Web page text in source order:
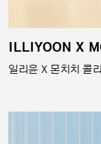
ILLIYOON X
일리윤 X 몬치치 콜